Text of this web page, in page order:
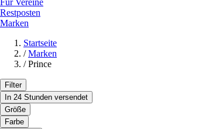
Für Vereine
Restposten
Marken
Startseite
/ Marken
/ Prince
Filter
In 24 Stunden versendet
Größe
Farbe